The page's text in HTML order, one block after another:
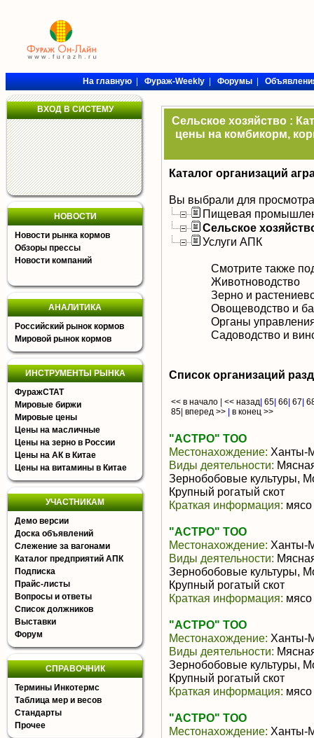
На главную|Фураж-Weekly|Форумы|
ВХОД В СИСТЕМУ
НОВОСТИ
Новости рынка кормов
Обзоры прессы
Новости компаний
АНАЛИТИКА
Российский рынок кормов
Мировой рынок кормов
ИНСТРУМЕНТЫ РЫНКА
ФуражСТАТ
Мировые биржи
Мировые цены
Цены на масличные
Цены на зерно в России
Цены на АК в Китае
Цены на витамины в Китае
УЧАСТНИКАМ
Демо версии
Доска объявлений
Слежение за вагонами
Каталог предприятий АПК
Подписка
Прайс-листы
Вопросы и ответы
Список должников
Выставки
Форум
СПРАВОЧНИК
Термины Инкотермс
Таблица мер и весов
Стандарты
Прочее
Сельское хозяйство :
цены на комбикорм,
Каталог организаций
Вы выбрали для
Пищевая
Сельское
Услуги АПК
Смотрите также
Животноводство
Зерно и
Овощеводство и
Органы
Садоводство и
Список организаций
<< в начало << назад 65 66 67
85 вперед >> в конец >>
"АСТРО" ТОО
Местонахождение: Ханты-
Виды деятельности:
Зернобобовые культуры,
Крупный рогатый скот
Краткая информация: мясо
"АСТРО" ТОО
Местонахождение: Ханты-
Виды деятельности:
Зернобобовые культуры,
Крупный рогатый скот
Краткая информация: мясо
"АСТРО" ТОО
Местонахождение: Ханты-
Виды деятельности:
Зернобобовые культуры,
Крупный рогатый скот
Краткая информация: мясо
"АСТРО" ТОО
Местонахождение: Ханты-